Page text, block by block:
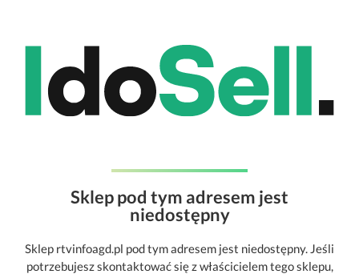
Sklep pod tym adresem jest
niedostępny
Sklep rtvinfoagd.pl pod tym adresem jest niedostępny. Jeśli
potrzebujesz skontaktować się z właścicielem tego sklepu,